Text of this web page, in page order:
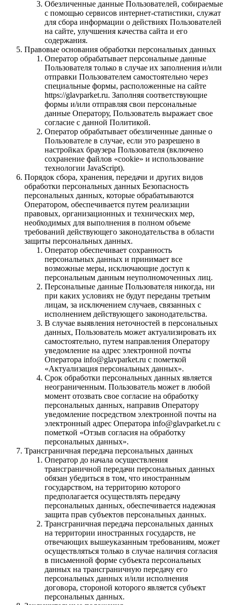
Обезличенные данные Пользователей, собираемые
с помощью сервисов интернет-статистики, служат
для сбора информации о действиях Пользователей
на сайте, улучшения качества сайта и его
содержания.
Правовые основания обработки персональных данных
Оператор обрабатывает персональные данные
Пользователя только в случае их заполнения и/или
отправки Пользователем самостоятельно через
специальные формы, расположенные на сайте
https://glavparket.ru. Заполняя соответствующие
формы и/или отправляя свои персональные
данные Оператору, Пользователь выражает свое
согласие с данной Политикой.
Оператор обрабатывает обезличенные данные о
Пользователе в случае, если это разрешено в
настройках браузера Пользователя (включено
сохранение файлов «cookie» и использование
технологии JavaScript).
Порядок сбора, хранения, передачи и других видов
обработки персональных данных Безопасность
персональных данных, которые обрабатываются
Оператором, обеспечивается путем реализации
правовых, организационных и технических мер,
необходимых для выполнения в полном объеме
требований действующего законодательства в области
защиты персональных данных.
Оператор обеспечивает сохранность
персональных данных и принимает все
возможные меры, исключающие доступ к
персональным данным неуполномоченных лиц.
Персональные данные Пользователя никогда, ни
при каких условиях не будут переданы третьим
лицам, за исключением случаев, связанных с
исполнением действующего законодательства.
В случае выявления неточностей в персональных
данных, Пользователь может актуализировать их
самостоятельно, путем направления Оператору
уведомление на адрес электронной почты
Оператора info@glavparket.ru с пометкой
«Актуализация персональных данных».
Срок обработки персональных данных является
неограниченным. Пользователь может в любой
момент отозвать свое согласие на обработку
персональных данных, направив Оператору
уведомление посредством электронной почты на
электронный адрес Оператора info@glavparket.ru с
пометкой «Отзыв согласия на обработку
персональных данных».
Трансграничная передача персональных данных
Оператор до начала осуществления
трансграничной передачи персональных данных
обязан убедиться в том, что иностранным
государством, на территорию которого
предполагается осуществлять передачу
персональных данных, обеспечивается надежная
защита прав субъектов персональных данных.
Трансграничная передача персональных данных
на территории иностранных государств, не
отвечающих вышеуказанным требованиям, может
осуществляться только в случае наличия согласия
в письменной форме субъекта персональных
данных на трансграничную передачу его
персональных данных и/или исполнения
договора, стороной которого является субъект
персональных данных.